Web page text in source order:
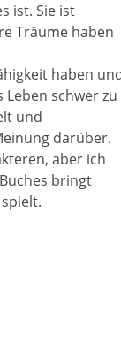
ist. Sie ist
Träume haben
haben
schwer zu
und
darüber.
aber ich
bringt